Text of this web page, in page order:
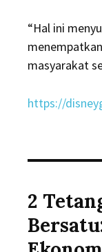
“Hal ini
masyarakat
https://
2